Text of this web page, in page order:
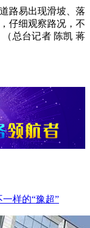
路易出现滑坡、落
仔细观察路况，不
总台记者 陈凯 蒋
样的“豫超”